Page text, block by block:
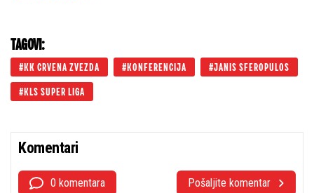
TAGOVI:
KK CRVENA ZVEZDA KONFERENCIJA JANIS SFEROPULOS
KLS SUPER LIGA
Komentari
0 komentara Pošaljite komentar